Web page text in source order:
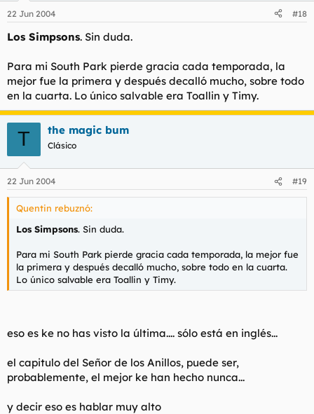
22 Jun 2004 #18
Los Simpsons. Sin duda.
Para mi South Park pierde gracia cada temporada, la
mejor fue la primera y después decalló mucho, sobre todo
en la cuarta. Lo único salvable era Toallin y Timy.
T the magic bum
Clásico
22 Jun 2004 #19
Quentin rebuznó:
Los Simpsons. Sin duda.
Para mi South Park pierde gracia cada temporada, la mejor fue
la primera y después decalló mucho, sobre todo en la cuarta.
Lo único salvable era Toallin y Timy.
eso es ke no has visto la última.... sólo está en inglés...
el capitulo del Señor de los Anillos, puede ser,
probablemente, el mejor ke han hecho nunca...
y decir eso es hablar muy alto